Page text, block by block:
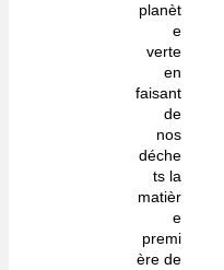
planèt
e
verte
en
faisant
de
nos
déche
ts la
matièr
e
premi
ère de